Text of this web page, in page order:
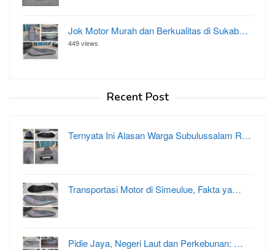
Jok Motor Murah dan Berkualitas di Sukab…
449 views
Recent Post
Ternyata Ini Alasan Warga Subulussalam R…
Transportasi Motor di Simeulue, Fakta ya…
Pidie Jaya, Negeri Laut dan Perkebunan: …